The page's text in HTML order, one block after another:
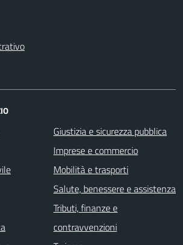
Giustizia e sicurezza pubblica
Imprese e commercio
Mobilità e trasporti
Salute, benessere e assistenza
Tributi, finanze e
contravvenzioni